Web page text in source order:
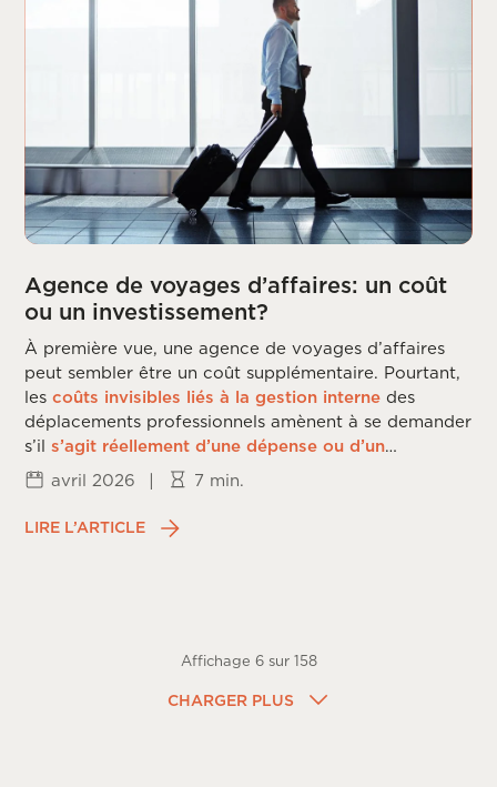
Agence de voyages d’affaires: un coût
ou un investissement?
À première vue, une agence de voyages d’affaires
peut sembler être un coût supplémentaire. Pourtant,
lescoûts invisibles liés à la gestion interne des
déplacements professionnels amènent à se demander
s’il s’agit réellement d’une dépense ou d’un
investissement .
avril 2026 | 7 min.
LIRE L’ARTICLE
Affichage 6sur 158
CHARGER PLUS